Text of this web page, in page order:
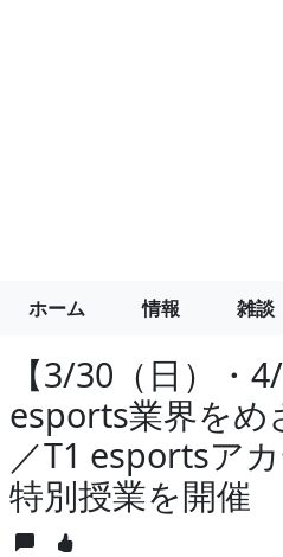
ホーム 情報 雑談
【3/30（日）・
esports業界をめ
／T1 esportsア
特別授業を開催